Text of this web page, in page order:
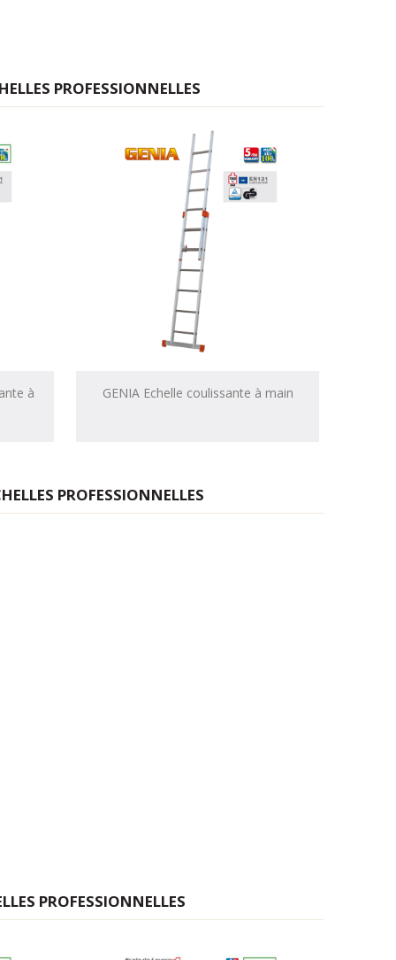
PROFESSIONNELLES
à
GENIA Echelle coulissante à main
PROFESSIONNELLES
PROFESSIONNELLES